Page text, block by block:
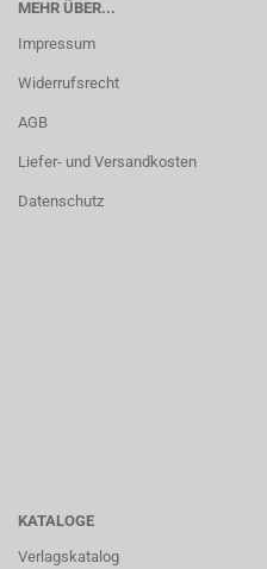
MEHR ÜBER...
Impressum
Widerrufsrecht
AGB
Liefer- und Versandkosten
Datenschutz
KATALOGE
Verlagskatalog